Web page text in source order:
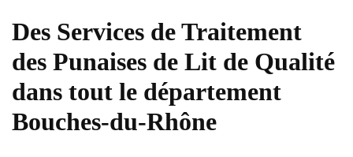
Des Services de Traitement
des Punaises de Lit de Qualité
dans tout le département
Bouches-du-Rhône